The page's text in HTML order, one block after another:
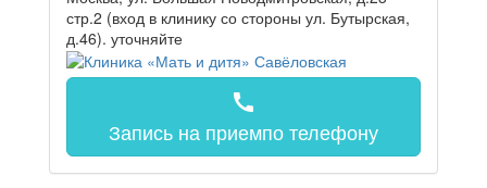
стр.2 (вход в клинику со стороны ул. Бутырская,
д.46). уточняйте
call
Запись на приемпо телефону